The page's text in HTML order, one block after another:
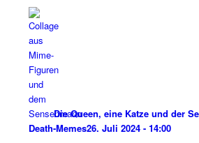
Die Queen, eine Katze und der
Death-Memes26. Juli 2024 - 14:00